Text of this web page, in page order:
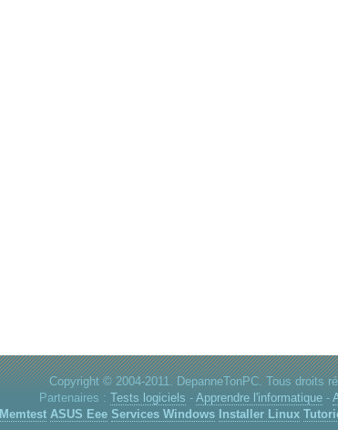
Copyright © 2004-2011. DepanneTonPC. Tous droits
Partenaires : Tests logiciels - Apprendre l'informatique-
Memtest ASUS Eee Services Windows Installer Linux